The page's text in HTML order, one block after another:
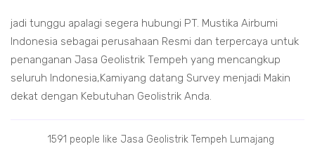
jadi tunggu apalagi segera hubungi PT. Mustika Airbumi
Indonesia sebagai perusahaan Resmi dan terpercaya untuk
penanganan Jasa Geolistrik Tempeh yang mencangkup
seluruh Indonesia,Kamiyang datang Survey menjadi Makin
dekat dengan Kebutuhan Geolistrik Anda.
1591 people like Jasa Geolistrik Tempeh Lumajang